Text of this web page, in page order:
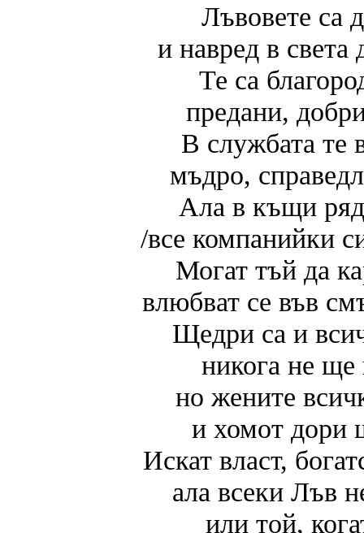
Лъвовете са
и навред в света
Те са
предани,
В службата те
мъдро,
Ала в къщи
/все компанийки
Могат тъй да
влюбват се във
Щедри са и
никога не ще
но жените
и хомот дори
Искат власт,
ала всеки Лъв
или той,